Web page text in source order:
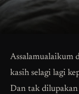
Assalamualaikum
kasih selagi lagi
Dan tak dilupakan